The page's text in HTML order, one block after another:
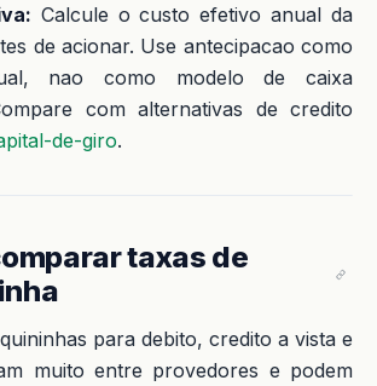
Calcule o custo efetivo anual da
de acionar. Use antecipacao como
nao como modelo de caixa
com alternativas de credito
de-giro.
taxas de
para debito, credito a vista e
muito entre provedores e podem